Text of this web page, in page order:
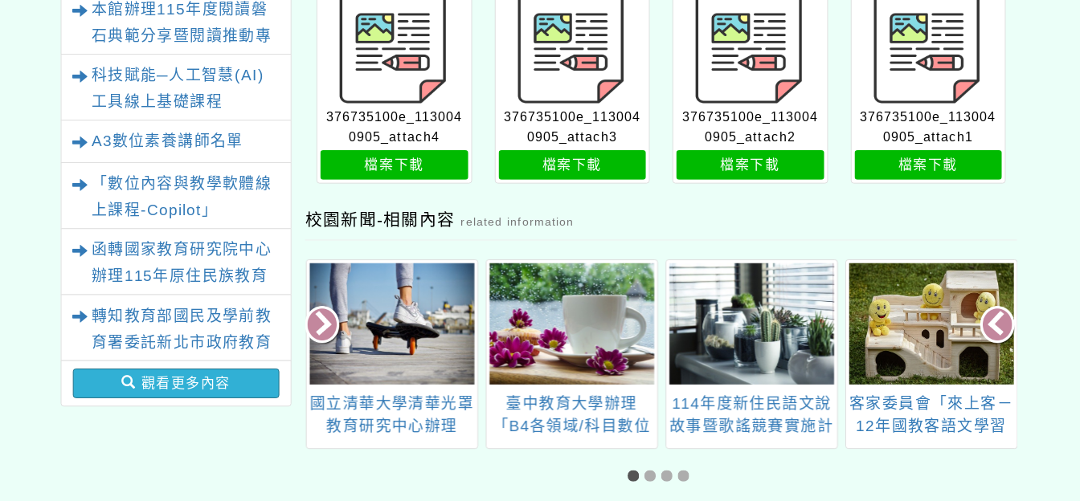
本館辦理115年度閱讀磐
石典範分享暨閱讀推動專
業研習
科技賦能─人工智慧(AI)
工具線上基礎課程
A3數位素養講師名單
「數位內容與教學軟體線
上課程-Copilot」
函轉國家教育研究院中心
辦理115年原住民族教育
轉知教育部國民及學前教
育署委託新北市政府教育
局辦理「115年度教師專
業成長研習實施計畫－夢
觀看更多內容
376735100e_113004
0905_attach4
檔案下載
376735100e_113004
0905_attach3
檔案下載
376735100e_113004
0905_attach2
檔案下載
376735100e_113004
0905_attach1
檔案下載
校園新聞-相關內容 related information
三屆 親子天下
教育雲電子書整合服務
國立清華大學清華光罩
教育研究中心辦理
「2026國立清華大學
臺中教育大學辦理
「B4各領域/科目數位
教學工作坊-數學」課
114年度新住民語文說
故事暨歌謠競賽實施計
畫
客家委員會「來上客－
12年國教客語文學習
入口網站」全國競賽活